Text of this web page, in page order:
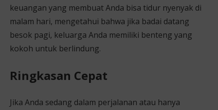
keuangan yang membuat Anda bisa tidur nyenyak di
malam hari, mengetahui bahwa jika badai datang
besok pagi, keluarga Anda memiliki benteng yang
kokoh untuk berlindung.
Ringkasan Cepat
Jika Anda sedang dalam perjalanan atau hanya